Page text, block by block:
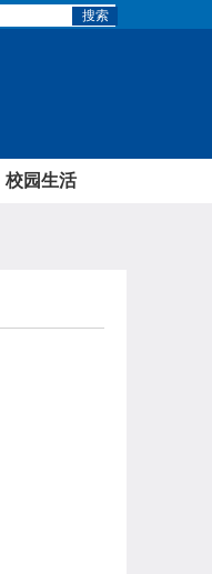
搜索
校园生活